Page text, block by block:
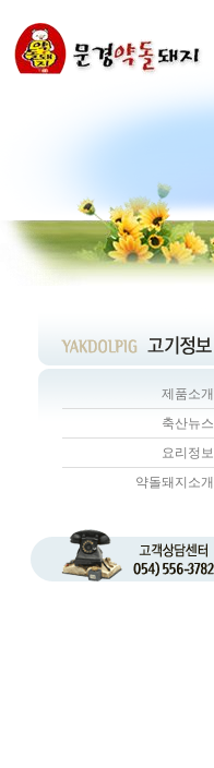
제품소개
축산뉴스
요리정보
약돌돼지소개